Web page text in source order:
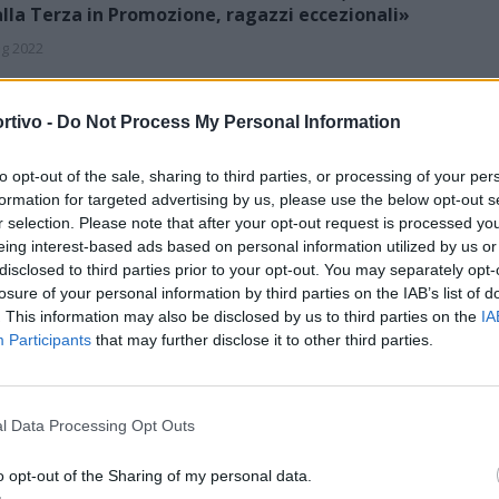
- Do Not Process My Personal Information
opt-out of the sale, sharing to third parties, or processing of your
for targeted advertising by us, please use the below opt-out
selection. Please note that after your opt-out request is processed
interest-based ads based on personal information utilized by us
to third parties prior to your opt-out. You may separately
of your personal information by third parties on the IAB’s list of
This information may also be disclosed by us to third parties on the
Participants that may further disclose it to other third parties.
Data Processing Opt Outs
opt-out of the Sharing of my personal data.
Terza in Promozione, ragazzi eccezionali»
2022
della Verde Isola è un avventura che parte da lontano, dalla
e solo con i ricordi, si ha l'impressione di vivere…
A C'È IL PLAYOUT FERMASSENTI-GONNOS
c'è due senza tre, la Tharros può raggiungere
e Calangianus in Eccellenza
2022
il girone A con tre turni d'anticipo, seguito a ruota dal